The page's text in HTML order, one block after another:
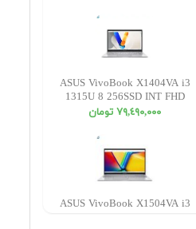
ASUS VivoBook X1404VA i3
1315U 8 256SSD INT FHD
٧٩,٤٩٠,٠٠٠ تومان
ASUS VivoBook X1504VA i3